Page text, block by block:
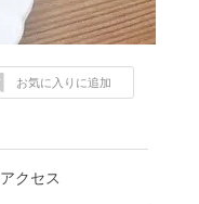
お気に入りに追加
アクセス